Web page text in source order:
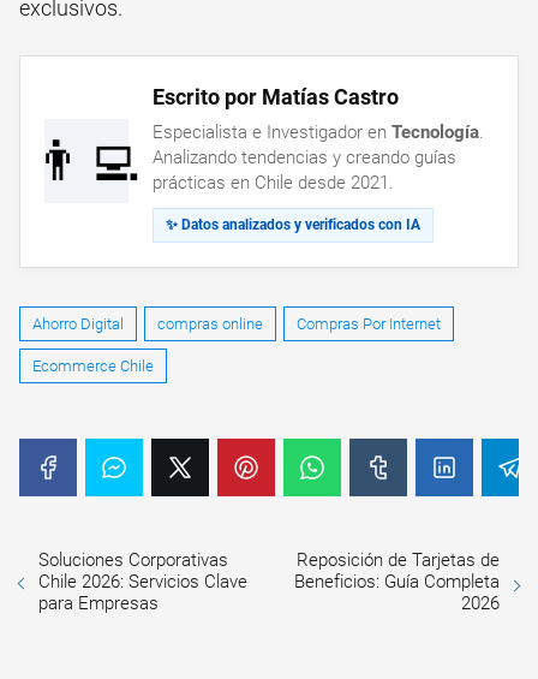
exclusivos.
👨‍💻
Escrito por Matías Castro
Especialista e Investigador en Tecnología.
Analizando tendencias y creando guías
prácticas en Chile desde 2021.
✨ Datos analizados y verificados con IA
Ahorro Digital compras online Compras Por Internet
Ecommerce Chile
Soluciones Corporativas
Chile 2026: Servicios Clave
para Empresas
Reposición de Tarjetas de
Beneficios: Guía Completa
2026